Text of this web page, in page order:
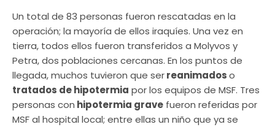
Un total de 83 personas fueron rescatadas en la
operación; la mayoría de ellos iraquíes. Una vez en
tierra, todos ellos fueron transferidos a Molyvos y
Petra, dos poblaciones cercanas. En los puntos de
llegada, muchos tuvieron que serreanimadoso
tratados de hipotermia por los equipos de MSF. Tres
personas con hipotermia grave fueron referidas por
MSF al hospital local; entre ellas un niño que ya se